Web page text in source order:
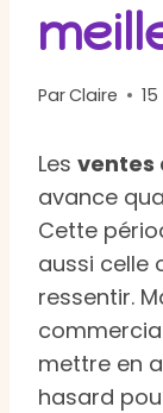
ParClaire
Les ventes
avance
Cette
aussi celle
ressentir.
mettre en
hasard